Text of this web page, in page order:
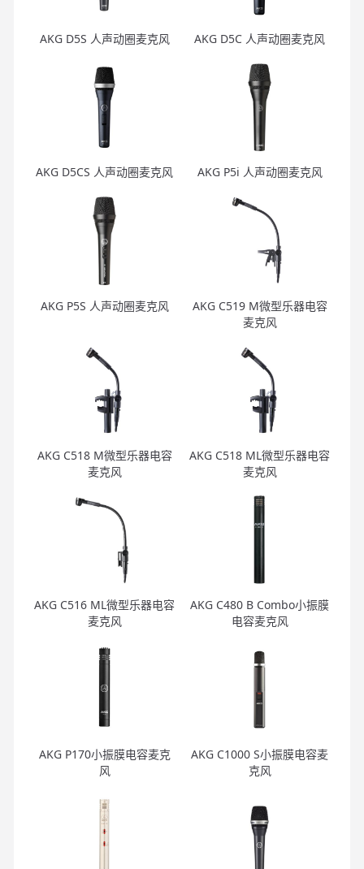
AKG D5S 人声动圈麦克风 AKG D5C 人声动圈麦克风
AKG D5CS 人声动圈麦克风 AKG P5i 人声动圈麦克风
AKG P5S 人声动圈麦克风
AKG C519 M微型乐器电容
麦克风
AKG C518 M微型乐器电容
麦克风
AKG C518 ML微型乐器电容
麦克风
AKG C516 ML微型乐器电容
麦克风
AKG C480 B Combo小振膜
电容麦克风
AKG P170小振膜电容麦克
风
AKG C1000 S小振膜电容麦
克风